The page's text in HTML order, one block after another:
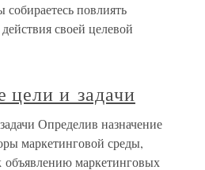
собираетесь повлиять
своей целевой
цели и задачи
Определив назначение
маркетинговой среды,
объявлению маркетинговых